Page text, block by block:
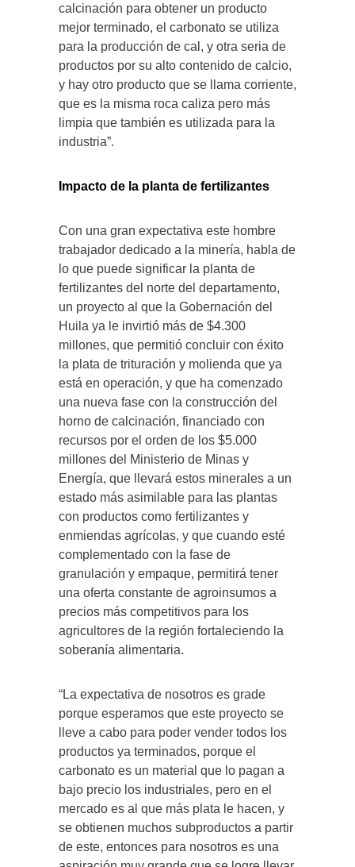
calcinación para obtener un producto
mejor terminado, el carbonato se utiliza
para la producción de cal, y otra seria de
productos por su alto contenido de calcio,
y hay otro producto que se llama corriente,
que es la misma roca caliza pero más
limpia que también es utilizada para la
industria”.
Impacto de la planta de fertilizantes
Con una gran expectativa este hombre
trabajador dedicado a la minería, habla de
lo que puede significar la planta de
fertilizantes del norte del departamento,
un proyecto al que la Gobernación del
Huila ya le invirtió más de $4.300
millones, que permitió concluir con éxito
la plata de trituración y molienda que ya
está en operación, y que ha comenzado
una nueva fase con la construcción del
horno de calcinación, financiado con
recursos por el orden de los $5.000
millones del Ministerio de Minas y
Energía, que llevará estos minerales a un
estado más asimilable para las plantas
con productos como fertilizantes y
enmiendas agrícolas, y que cuando esté
complementado con la fase de
granulación y empaque, permitirá tener
una oferta constante de agroinsumos a
precios más competitivos para los
agricultores de la región fortaleciendo la
soberanía alimentaria.
“La expectativa de nosotros es grade
porque esperamos que este proyecto se
lleve a cabo para poder vender todos los
productos ya terminados, porque el
carbonato es un material que lo pagan a
bajo precio los industriales, pero en el
mercado es al que más plata le hacen, y
se obtienen muchos subproductos a partir
de este, entonces para nosotros es una